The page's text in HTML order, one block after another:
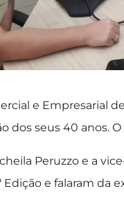
e Empresarial
dos seus 40 anos.
Peruzzo e a
Edição e falaram da